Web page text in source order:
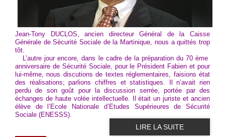
Jean-Tony DUCLOS, ancien directeur Général de la Caisse
Générale de Sécurité Sociale de la Martinique, nous a quittés trop
tôt.
L’autre jour encore, dans le cadre de la préparation du 70 ème
anniversaire de Sécurité Sociale, pour le Président Fabien et pour
lui-même, nous discutions de textes réglementaires, faisions état
des réalisations; parlions chiffres et statistiques. Il n’avait rien
perdu de son goût pour la discussion serrée, portée par des
échanges de haute volée intellectuelle. Il était un juriste et ancien
élève de l’Ecole Nationale d’Etudes Supérieures de Sécurité
Sociale (ENESSS).
LIRE LA SUITE